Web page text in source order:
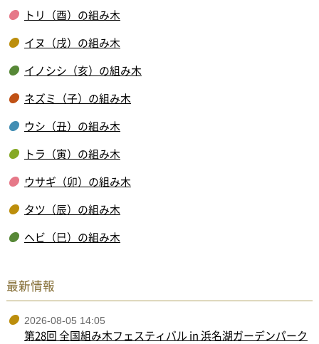
トリ（酉）の組み木
イヌ（戌）の組み木
イノシシ（亥）の組み木
ネズミ（子）の組み木
ウシ（丑）の組み木
トラ（寅）の組み木
ウサギ（卯）の組み木
タツ（辰）の組み木
ヘビ（巳）の組み木
最新情報
2026-08-05 14:05
第28回 全国組み木フェスティバル in 浜名湖ガーデンパーク